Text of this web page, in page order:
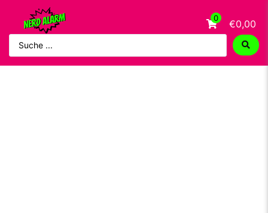
0 €0,00